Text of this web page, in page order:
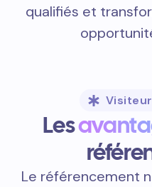
qualifiés et
Les
Le référencement